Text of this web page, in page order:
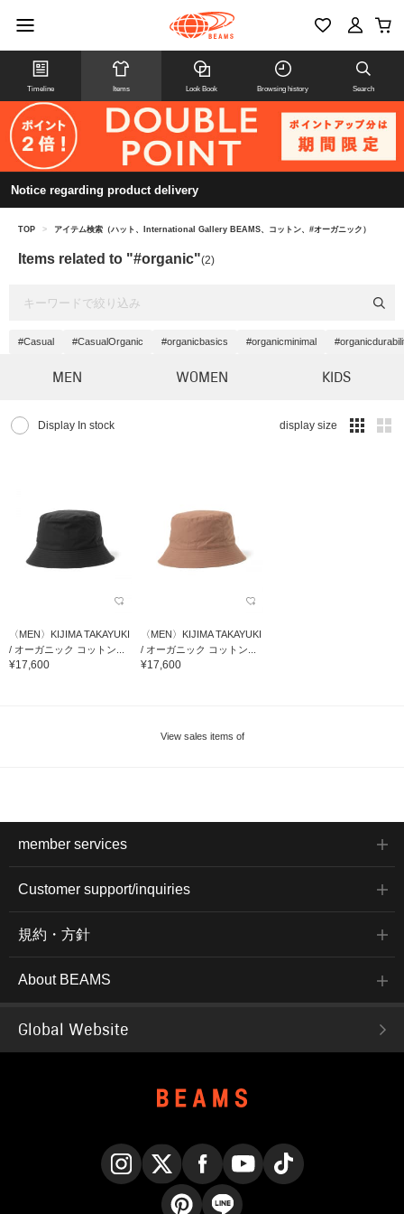
Timeline Items Look Book Browsing history Search
Notice regarding product delivery
TOP > アイテム検索（ハット、International Gallery BEAMS、コットン、#オーガニック）
Items related to "#organic"(2)
#Casual #CasualOrganic #organicbasics #organicminimal
MEN WOMEN KIDS
Display In stock display size
〈MEN〉KIJIMA TAKAYUKI
/ オーガニック コットン...
¥17,600
〈MEN〉KIJIMA TAKAYUKI
/ オーガニック コットン...
¥17,600
View sales items of
member services
Customer support/inquiries
規約・方針
About BEAMS
Global Website